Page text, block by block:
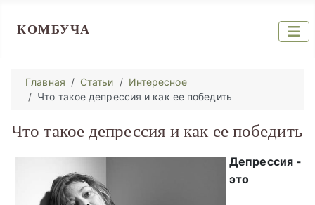
КОМБУЧА
Главная Статьи
Интересное
Что такое депрессия и как ее победить
Что такое депрессия и как ее победить
Депрессия -
это